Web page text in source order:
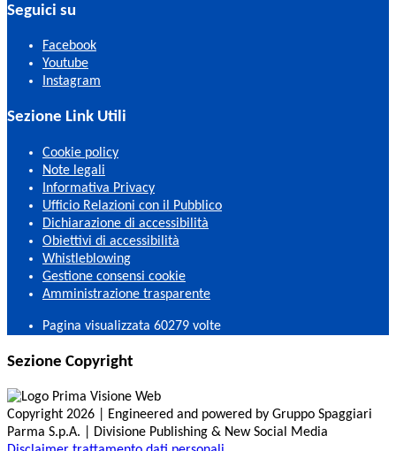
Seguici su
Facebook
Youtube
Instagram
Sezione Link Utili
Cookie policy
Note legali
Informativa Privacy
Ufficio Relazioni con il Pubblico
Dichiarazione di accessibilità
Obiettivi di accessibilità
Whistleblowing
Gestione consensi cookie
Amministrazione trasparente
Pagina visualizzata 60279 volte
Sezione Copyright
Copyright 2026 | Engineered and powered by Gruppo Spaggiari
Parma S.p.A. | Divisione Publishing & New Social Media